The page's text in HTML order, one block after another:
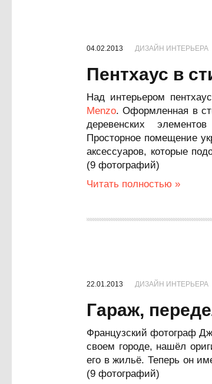
04.02.2013 ДИЗАЙН ИНТЕРЬЕРА
Пентхаус в
Над интерьером
Menzo. Оформленная в
деревенских
Просторное помещение
аксессуаров, которые
(9 фотографий)
Читать полностью »
22.01.2013 ДИЗАЙН ИНТЕРЬЕРА
Гараж,
Французский фотограф
своем городе, нашёл
его в жильё. Теперь он
(9 фотографий)